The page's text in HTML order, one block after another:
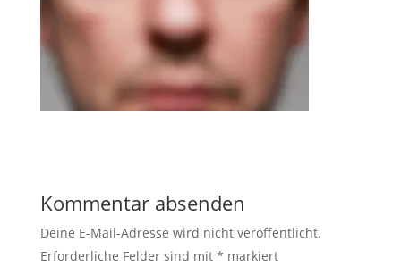
Kommentar absenden
Deine E-Mail-Adresse wird nicht veröffentlicht.
Erforderliche Felder sind mit * markiert